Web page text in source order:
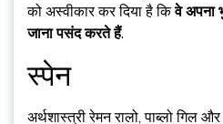
को अस्वीकार कर दिया है किवे अपना
जाना पसंद करते हैं.
स्पेन
अर्थशास्त्री रेमन रालो, पाब्लो